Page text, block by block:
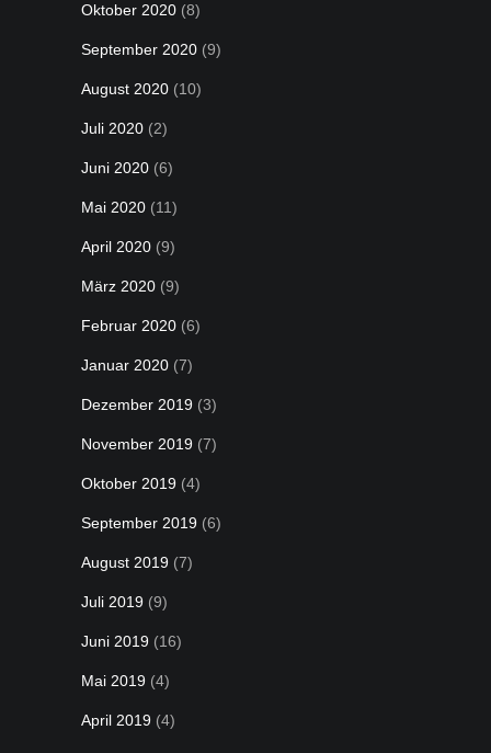
Oktober 2020 (8)
September 2020 (9)
August 2020 (10)
Juli 2020 (2)
Juni 2020 (6)
Mai 2020 (11)
April 2020 (9)
März 2020 (9)
Februar 2020 (6)
Januar 2020 (7)
Dezember 2019 (3)
November 2019 (7)
Oktober 2019 (4)
September 2019 (6)
August 2019 (7)
Juli 2019 (9)
Juni 2019 (16)
Mai 2019 (4)
April 2019 (4)